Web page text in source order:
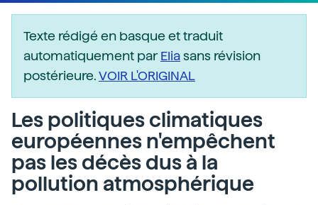
Texte rédigé en basque et traduit
automatiquement parEliasans révision
postérieure.VOIR L'ORIGINAL
Les politiques climatiques
européennes n'empêchent
pas les décès dus à la
pollution atmosphérique